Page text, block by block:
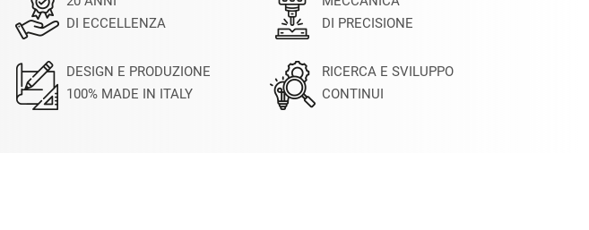
DI ECCELLENZA
DI PRECISIONE
DESIGN E PRODUZIONE
100% MADE IN ITALY
RICERCA E SVILUPPO
CONTINUI